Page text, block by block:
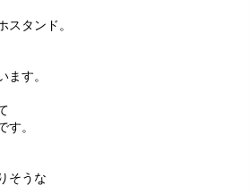
スタンド。
ます。
す。
そうな